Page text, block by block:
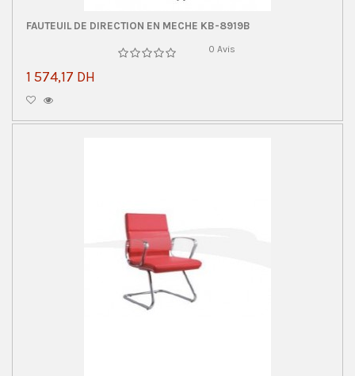
FAUTEUIL DE DIRECTION EN MECHE KB-8919B
0 Avis
1 574,17 DH